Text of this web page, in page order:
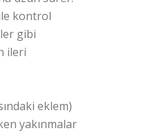
kontrol
gibi
ileri
eklem)
yakınmalar